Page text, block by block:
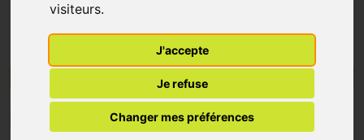
visiteurs.
J'accepte
Je refuse
Changer mes préférences